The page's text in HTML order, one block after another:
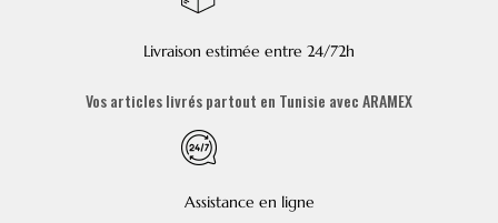
Livraison estimée entre 24/72h
Vos articles livrés partout en Tunisie avec ARAMEX
Assistance en ligne